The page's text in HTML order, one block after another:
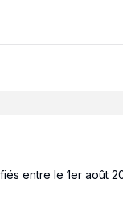
entre le 1er août